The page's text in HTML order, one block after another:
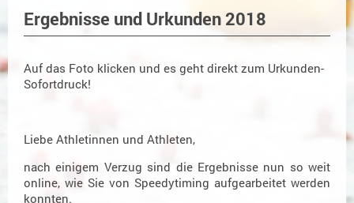
Ergebnisse und Urkunden 2018
Auf das Foto klicken und es geht direkt zum Urkunden-
Sofortdruck!
Liebe Athletinnen und Athleten,
nach einigem Verzug sind die Ergebnisse nun so weit
online, wie Sie von Speedytiming aufgearbeitet werden
konnten.